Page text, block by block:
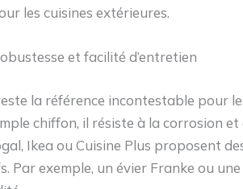
les cuisines extérieures.
et facilité d’entretien
la référence incontestable pour
chiffon, il résiste à la corrosion
Ikea ou Cuisine Plus proposent
Par exemple, un évier Franke ou